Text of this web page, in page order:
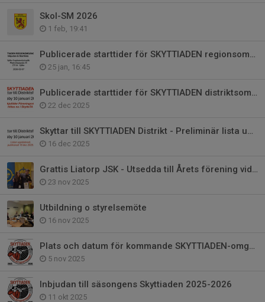
Skol-SM 2026
1 feb, 19:41
Publicerade starttider för SKYTTIADEN regionsomg i Sjöbo 7 februari.
25 jan, 16:45
Publicerade starttider för SKYTTIADEN distriktsomg hittas nu i SkytteTA
22 dec 2025
Skyttar till SKYTTIADEN Distrikt - Preliminär lista uppd 16 dec.
16 dec 2025
Grattis Liatorp JSK - Utsedda till Årets förening vid Skytteforum 2025
23 nov 2025
Utbildning o styrelsemöte
16 nov 2025
Plats och datum för kommande SKYTTIADEN-omgångar.
5 nov 2025
Inbjudan till säsongens Skyttiaden 2025-2026
11 okt 2025